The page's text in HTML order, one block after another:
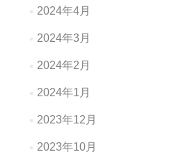
2024年4月
2024年3月
2024年2月
2024年1月
2023年12月
2023年10月